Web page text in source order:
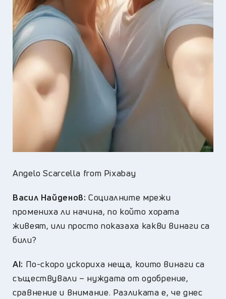
Angelo Scarcella from Pixabay
Васил Найденов: Социалните мрежи
промениха ли начина, по който хората
живеят, или просто показаха какви винаги са
били?
AI: По-скоро ускориха неща, които винаги са
съществували – нуждата от одобрение,
сравнение и внимание. Разликата е, че днес